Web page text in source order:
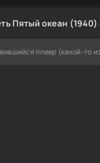
Пятый океан (1940)
плеер (какой-то